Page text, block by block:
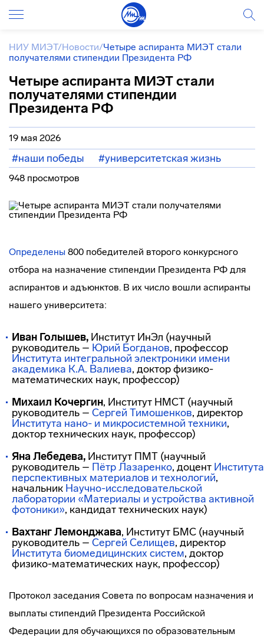
НИУ МИЭТ/Новости/Четыре аспиранта МИЭТ стали
получателями стипендии Президента РФ
Четыре аспиранта МИЭТ стали
получателями стипендии
Президента РФ
19 мая 2026
#наши победы #университетская жизнь
948 просмотров
Определены 800 победителей второго конкурсного
отбора на назначение стипендии Президента РФ для
аспирантов и адъюнктов. В их число вошли аспиранты
нашего университета:
Иван Голышев, Институт ИнЭл (научный
руководитель – Юрий Богданов, профессор
Института интегральной электроники имени
академика К.А. Валиева, доктор физико-
математических наук, профессор)
Михаил Кочергин, Институт НМСТ (научный
руководитель – Сергей Тимошенков, директор
Института нано- и микросистемной техники,
доктор технических наук, профессор)
Яна Лебедева, Институт ПМТ (научный
руководитель – Пётр Лазаренко, доцент Института
перспективных материалов и технологий,
начальник Научно-исследовательской
лаборатории «Материалы и устройства активной
фотоники», кандидат технических наук)
Вахтанг Лемонджава, Институт БМС (научный
руководитель – Сергей Селищев, директор
Института биомедицинских систем, доктор
физико-математических наук, профессор)
Протокол заседания Совета по вопросам назначения и
выплаты стипендий Президента Российской
Федерации для обучающихся по образовательным